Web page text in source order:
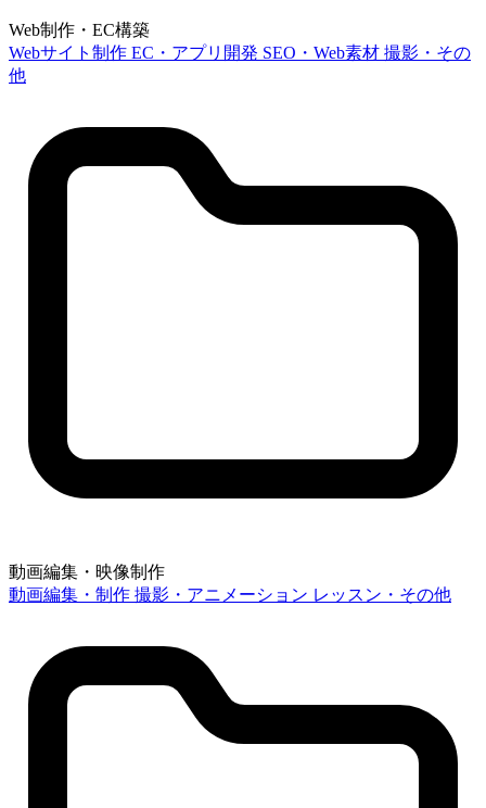
Web制作・EC構築
Webサイト制作 EC・アプリ開発 SEO・Web素材 撮影・その
他
動画編集・映像制作
動画編集・制作 撮影・アニメーション レッスン・その他